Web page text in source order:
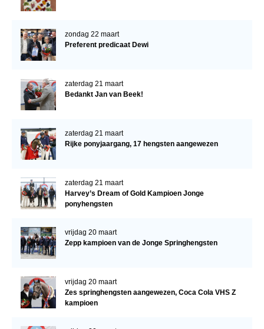
zondag 22 maart
Preferent predicaat Dewi
zaterdag 21 maart
Bedankt Jan van Beek!
zaterdag 21 maart
Rijke ponyjaargang, 17 hengsten aangewezen
zaterdag 21 maart
Harvey’s Dream of Gold Kampioen Jonge
ponyhengsten
vrijdag 20 maart
Zepp kampioen van de Jonge Springhengsten
vrijdag 20 maart
Zes springhengsten aangewezen, Coca Cola VHS Z
kampioen